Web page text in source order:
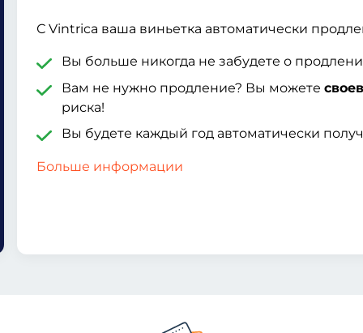
С Vintrica ваша виньетка автоматически
Вы больше никогда не забудете о
Вам не нужно продление? Вы можете
риска!
Вы будете каждый год автоматически
Больше информации